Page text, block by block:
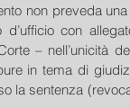
non preveda
con
– nell’unicità
in tema di
la sentenza